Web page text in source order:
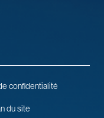
confidentialité
du site